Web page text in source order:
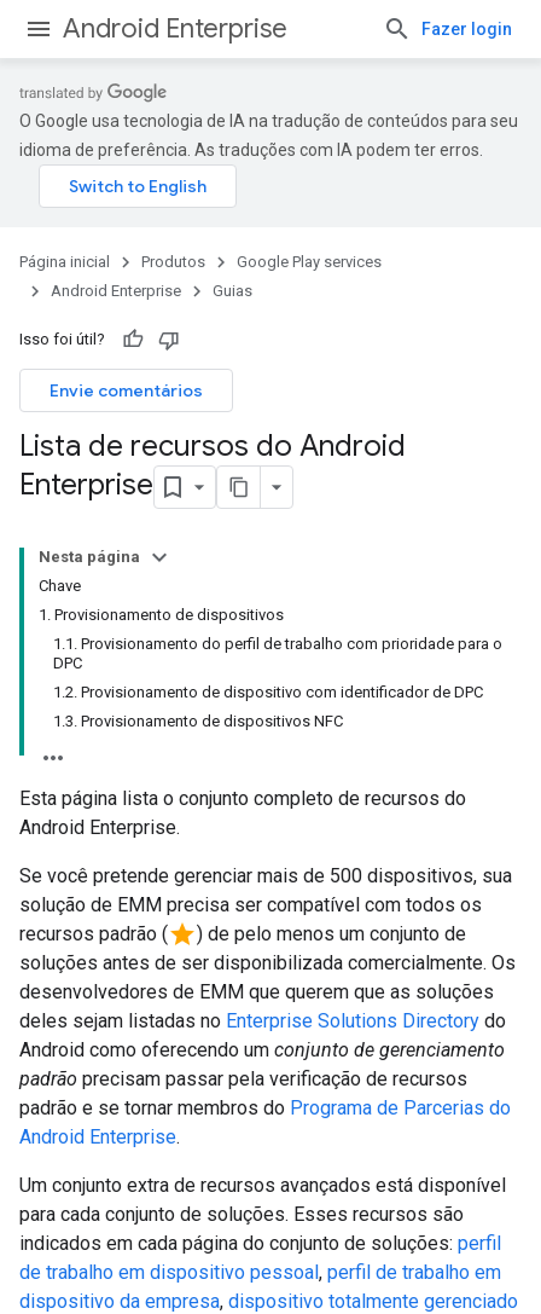
Android Enterprise Fazer login
O Google usa tecnologia de IA na tradução de conteúdos para seu
idioma de preferência. As traduções com IA podem ter erros.
Página inicial Produtos
Google Play services
Android Enterprise
Guias
Isso foi útil?
Envie comentários
Lista de recursos do Android
Enterprise
Nesta página
Chave
1. Provisionamento de dispositivos
1.1. Provisionamento do perfil de trabalho com prioridade para o
DPC
1.2. Provisionamento de dispositivo com identificador de DPC
1.3. Provisionamento de dispositivos NFC
Esta página lista o conjunto completo de recursos do
Android Enterprise.
Se você pretende gerenciar mais de 500 dispositivos, sua
solução de EMM precisa ser compatível com todos os
recursos padrão (star) de pelo menos um conjunto de
soluções antes de ser disponibilizada comercialmente. Os
desenvolvedores de EMM que querem que as soluções
deles sejam listadas no Enterprise Solutions Directory do
Android como oferecendo um conjunto de gerenciamento
padrão precisam passar pela verificação de recursos
padrão e se tornar membros do Programa de Parcerias do
Android Enterprise.
Um conjunto extra de recursos avançados está disponível
para cada conjunto de soluções. Esses recursos são
indicados em cada página do conjunto de soluções: perfil
de trabalho em dispositivo pessoal, perfil de trabalho em
dispositivo da empresa, dispositivo totalmente gerenciado